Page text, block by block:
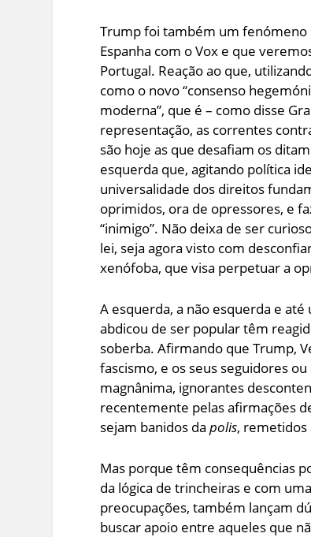
Trump foi também um fenómeno
Espanha com o Vox e que
Portugal. Reação ao que,
como o novo “consenso
moderna”, que é – como disse
representação, as correntes
são hoje as que desafiam os
esquerda que, agitando política
universalidade dos direitos
oprimidos, ora de opressores, e
“inimigo”. Não deixa de ser
lei, seja agora visto com
xenófoba, que visa perpetuar a
A esquerda, a não esquerda e
abdicou de ser popular têm
soberba. Afirmando que Trump,
fascismo, e os seus seguidores
magnânima, ignorantes
recentemente pelas afirmações
sejam banidos dapolis, remetidos
Mas porque têm consequências
da lógica de trincheiras e com
preocupações, também lançam
buscar apoio entre aqueles que